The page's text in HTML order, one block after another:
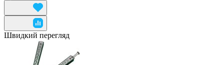
Швидкий перегляд